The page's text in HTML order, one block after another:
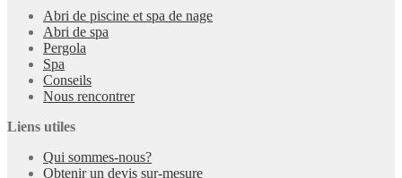
Abri de piscine et spa de nage
Abri de spa
Pergola
Spa
Conseils
Nous rencontrer
Liens utiles
Qui sommes-nous?
Obtenir un devis sur-mesure